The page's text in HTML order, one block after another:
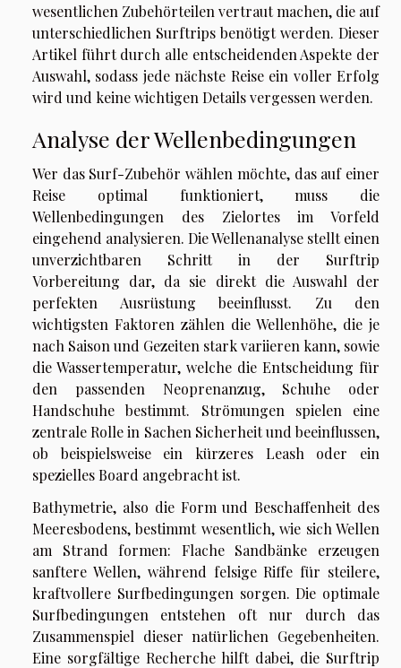
wesentlichen Zubehörteilen vertraut machen, die auf
unterschiedlichen Surftrips benötigt werden. Dieser
Artikel führt durch alle entscheidenden Aspekte der
Auswahl, sodass jede nächste Reise ein voller Erfolg
wird und keine wichtigen Details vergessen werden.
Analyse der Wellenbedingungen
Wer das Surf-Zubehör wählen möchte, das auf einer
Reise optimal funktioniert, muss die
Wellenbedingungen des Zielortes im Vorfeld
eingehend analysieren. Die Wellenanalyse stellt einen
unverzichtbaren Schritt in der Surftrip
Vorbereitung dar, da sie direkt die Auswahl der
perfekten Ausrüstung beeinflusst. Zu den
wichtigsten Faktoren zählen die Wellenhöhe, die je
nach Saison und Gezeiten stark variieren kann, sowie
die Wassertemperatur, welche die Entscheidung für
den passenden Neoprenanzug, Schuhe oder
Handschuhe bestimmt. Strömungen spielen eine
zentrale Rolle in Sachen Sicherheit und beeinflussen,
ob beispielsweise ein kürzeres Leash oder ein
spezielles Board angebracht ist.
Bathymetrie, also die Form und Beschaffenheit des
Meeresbodens, bestimmt wesentlich, wie sich Wellen
am Strand formen: Flache Sandbänke erzeugen
sanftere Wellen, während felsige Riffe für steilere,
kraftvollere Surfbedingungen sorgen. Die optimale
Surfbedingungen entstehen oft nur durch das
Zusammenspiel dieser natürlichen Gegebenheiten.
Eine sorgfältige Recherche hilft dabei, die Surftrip